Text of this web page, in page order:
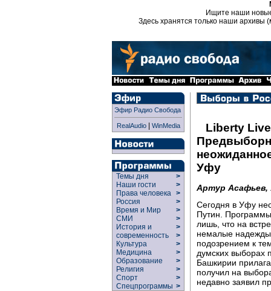
Ищите наши
Здесь хранятся только наши архивы
Эфир Радио Свобода
RealAudio| WinMedia
Темы дня
>
Наши гости
>
Права человека >
Россия
>
Время и Мир
>
СМИ
>
История и
современность
>
>
Культура
>
Медицина
>
Образование
>
Религия
>
Спорт
>
Спецпрограммы >
Liberty
Уфу
Артур Асафьев,
Сегодня в Уфу
Путин. Программы
лишь, что на
немалые
подозрением к
думских выборах
Башкирии
получил на
недавно заявил